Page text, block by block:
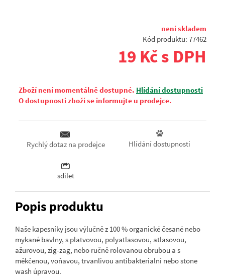
není skladem
Kód produktu: 77462
19 Kč s DPH
Zboží není momentálně dostupné. Hlídání dostupnosti
O dostupnosti zboží se informujte u prodejce.
Rychlý dotaz na prodejce Hlídání dostupnosti
sdílet
Popis produktu
Naše kapesníky jsou výlučně z 100 % organické česané nebo
mykané bavlny, s platvovou, polyatlasovou, atlasovou,
ažurovou, zig-zag, nebo ručně rolovanou obrubou a s
měkčenou, voňavou, trvanlivou antibakterialní nebo stone
wash úpravou.